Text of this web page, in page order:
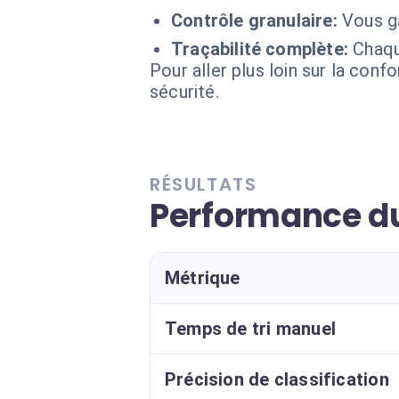
Contrôle granulaire: Vous
Traçabilité complète:
Pour aller plus loin sur la
sécurité.
RÉSULTATS
Performance
Métrique
Temps de tri manuel
Précision de classification